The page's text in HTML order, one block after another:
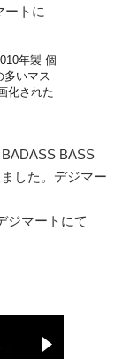
ートに
年製 個
多いマス
化された
BASS
した。デジマー
ジマートにて